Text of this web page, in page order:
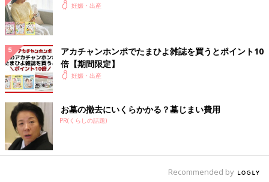
妊娠・出産
アカチャンホンポでたまひよ雑誌を買うとポイント10
倍【期間限定】
妊娠・出産
お墓の撤去にいくらかかる？墓じまい費用
PR(くらしの話題)
Recommended by